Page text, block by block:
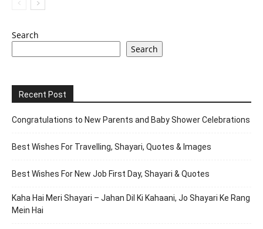
Search
Search
Recent Post
Congratulations to New Parents and Baby Shower Celebrations
Best Wishes For Travelling, Shayari, Quotes & Images
Best Wishes For New Job First Day, Shayari & Quotes
Kaha Hai Meri Shayari – Jahan Dil Ki Kahaani, Jo Shayari Ke Rang
Mein Hai